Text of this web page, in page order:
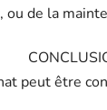
de la
peut être